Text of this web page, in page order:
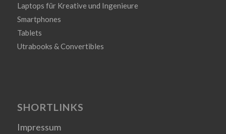
Laptops für Kreative und Ingenieure
Smartphones
Tablets
Utrabooks & Convertibles
SHORTLINKS
Impressum